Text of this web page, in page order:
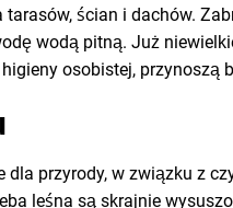
ścian i dachów.
wodą pitną. Już
osobistej, przynoszą
przyrody, w związku z
leśna są skrajnie